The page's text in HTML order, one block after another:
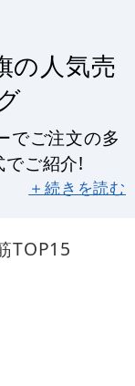
の人気売
でご注文の多
ご紹介!
＋続きを読む
TOP15